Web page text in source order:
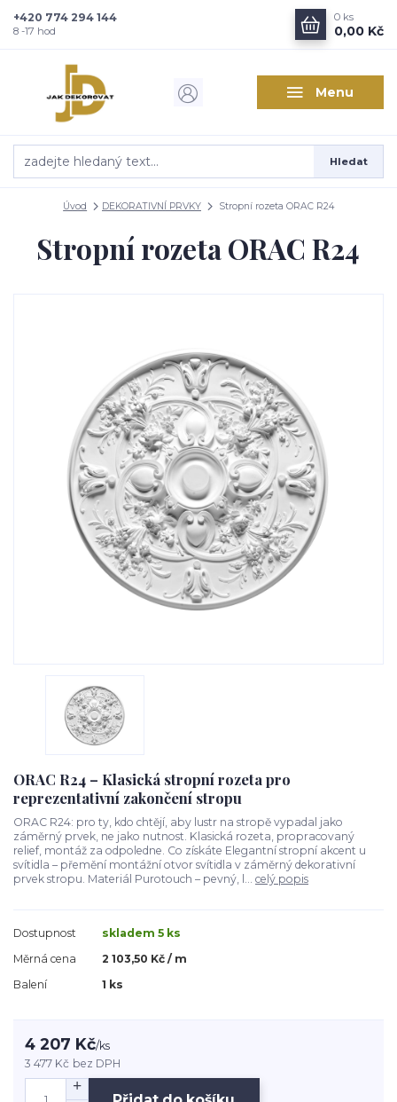
Menu
Hledat
+420 774 294 144
8 -17 hod
0 ks
0,00 Kč
Úvod DEKORATIVNÍ PRVKY Stropní rozeta ORAC R24
Stropní rozeta ORAC R24
ORAC R24 – Klasická stropní rozeta pro
reprezentativní zakončení stropu
ORAC R24: pro ty, kdo chtějí, aby lustr na stropě vypadal jako
záměrný prvek, ne jako nutnost. Klasická rozeta, propracovaný
relief, montáž za odpoledne. Co získáte Elegantní stropní akcent u
svítidla – přemění montážní otvor svítidla v záměrný dekorativní
prvek stropu. Materiál Purotouch – pevný, l... celý popis
Dostupnost
skladem 5 ks
Měrná cena
2 103,50 Kč / m
Balení
1 ks
4 207 Kč/ks
3 477 Kč bez DPH
Zajímá vás, co nového v
Kam poslat informaci o novinkách v interiérovém designu?